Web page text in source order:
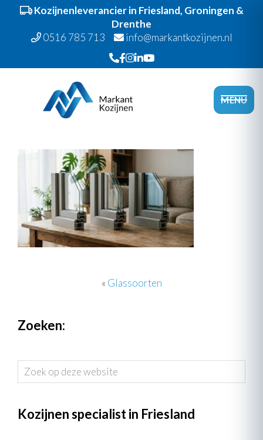
Kozijnenleverancier in Friesland, Groningen &
Drenthe
0516 785 713
info@markantkozijnen.nl
hoofdnavigatie
hoofd
MENU
« Glassoorten
Zoeken:
Zoek
op
website
Kozijnen specialist in Friesland